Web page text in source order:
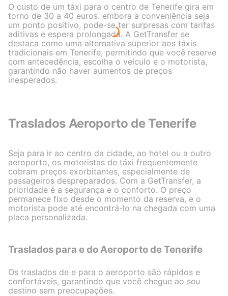
O custo de um táxi para o centro de Tenerife gira em
torno de 30 a 40 euros. embora a conveniência seja
um ponto positivo, pode-se ter surpresas com tarifas
aditivas e espera prolongada. A GetTransfer se
destaca como uma alternativa superior aos táxis
tradicionais em Tenerife, permitindo que você reserve
com antecedência, escolha o veículo e o motorista,
garantindo não haver aumentos de preços
inesperados.
Traslados Aeroporto de Tenerife
Seja para ir ao centro da cidade, ao hotel ou a outro
aeroporto, os motoristas de táxi frequentemente
cobram preços exorbitantes, especialmente de
passageiros despreparados. Com a GetTransfer, a
prioridade é a segurança e o conforto. O preço
permanece fixo desde o momento da reserva, e o
motorista pode até encontrá-lo na chegada com uma
placa personalizada.
Traslados para e do Aeroporto de Tenerife
Os traslados de e para o aeroporto são rápidos e
confortáveis, garantindo que você chegue ao seu
destino sem preocupações.